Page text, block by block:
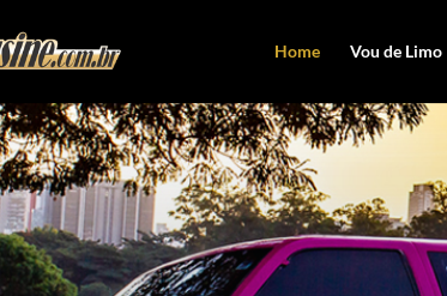
Home Vou de Limo